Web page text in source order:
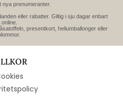
nya prenumeranter.
eller rabatter. Giltig i sju dagar enbart
online.
presentkort, heliumballonger eller